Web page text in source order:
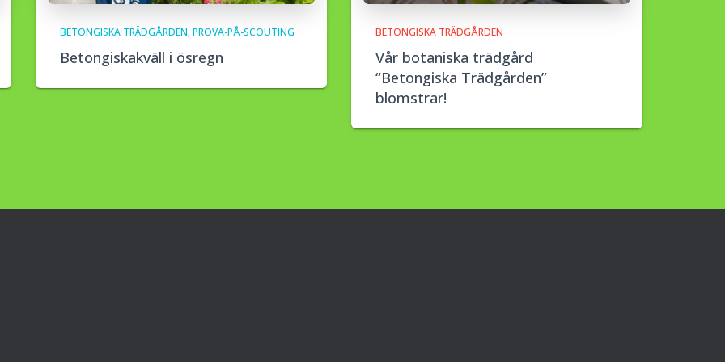
BETONGISKA TRÄDGÅRDEN PROVA-PÅ-SCOUTING
Betongiskakväll i ösregn
BETONGISKA TRÄDGÅRDEN
Vår botaniska trädgård
“Betongiska Trädgården”
blomstrar!